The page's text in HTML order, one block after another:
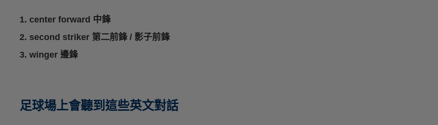
1. center forward 中鋒
2. second striker 第二前鋒 / 影子前鋒
3. winger 邊鋒
足球場上會聽到這些英文對話